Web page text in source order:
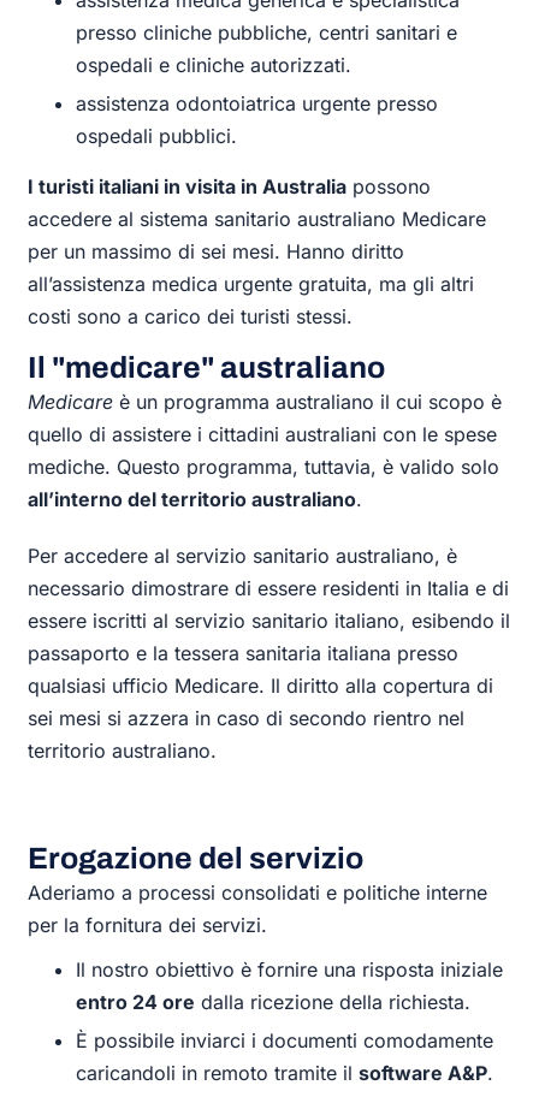
presso cliniche pubbliche, centri sanitari e
ospedali e cliniche autorizzati.
assistenza odontoiatrica urgente presso
ospedali pubblici.
I turisti italiani in visita in Australia possono
accedere al sistema sanitario australiano Medicare
per un massimo di sei mesi. Hanno diritto
all’assistenza medica urgente gratuita, ma gli altri
costi sono a carico dei turisti stessi.
Il "medicare" australiano
Medicare è un programma australiano il cui scopo è
quello di assistere i cittadini australiani con le spese
mediche. Questo programma, tuttavia, è valido solo
all’interno del territorio australiano.
Per accedere al servizio sanitario australiano, è
necessario dimostrare di essere residenti in Italia e di
essere iscritti al servizio sanitario italiano, esibendo il
passaporto e la tessera sanitaria italiana presso
qualsiasi ufficio Medicare. Il diritto alla copertura di
sei mesi si azzera in caso di secondo rientro nel
territorio australiano.
Erogazione del servizio
Aderiamo a processi consolidati e politiche interne
per la fornitura dei servizi.
Il nostro obiettivo è fornire una risposta iniziale
entro 24 ore dalla ricezione della richiesta.
È possibile inviarci i documenti comodamente
caricandoli in remoto tramite ilsoftware A&P.